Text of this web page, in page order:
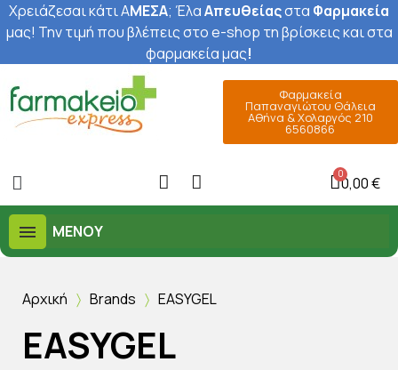
Χρειάζεσαι κάτι ΑΜΕΣΑ; ΈλαΑπευθείαςστα Φαρμακεία
μας! Την τιμή που βλέπεις στο e-shop τη βρίσκεις και στα
φαρμακεία μας!
Φαρμακεία
Παπαναγιώτου Θάλεια
Αθήνα & Χολαργός 210
6560866
0,00 €
ΜΕΝΟΎ
Αρχική Brands EASYGEL
EASYGEL